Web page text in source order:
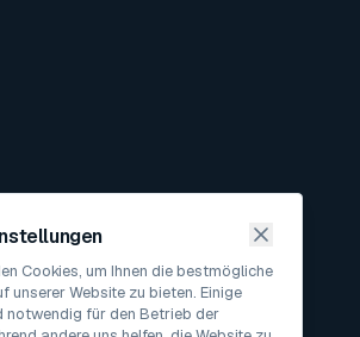
Cookies, um Ihnen die bestmögliche
unserer Website zu bieten. Einige
notwendig für den Betrieb der